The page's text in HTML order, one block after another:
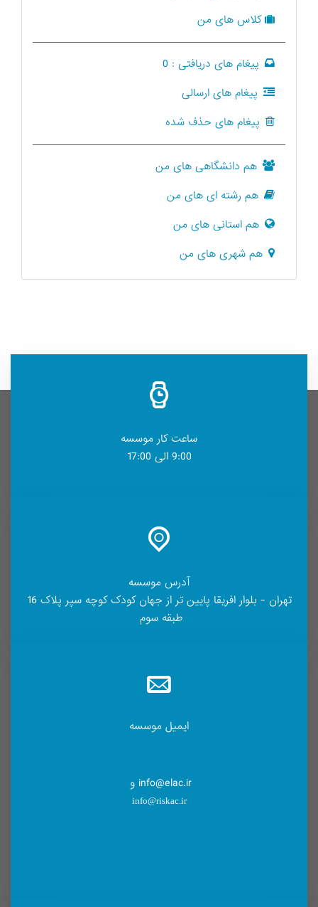
کلاس های من
پیغام های دریافتی : 0
پیغام های ارسالی
پیغام های حذف شده
هم دانشگاهی های من
هم رشته ای های من
هم استانی های من
هم شهری های من
ساعت کار موسسه
9:00 الی 17:00
آدرس موسسه
تهران - بلوار افریقا پایین تر از جهان کودک کوچه سپر پلاک 16
طبقه سوم
ایمیل موسسه
info@elac.ir و
info@riskac.ir